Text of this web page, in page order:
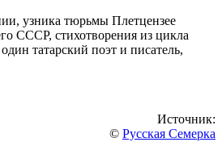
узника тюрьмы Плетцензее
СССР, стихотворения из цикла
татарский поэт и писатель,
Источник:
© Русская Семерка